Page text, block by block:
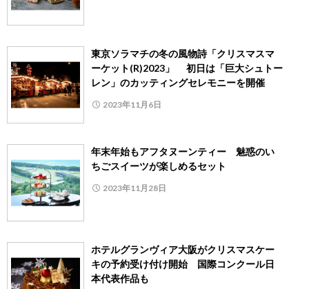
東京ソラマチの冬の風物詩「クリスマスマ
ーケット(R)2023」 初日は「巨大シュトー
レン」のカッティングセレモニーを開催
2023年11月6日
年末年始もアフタヌーンティー 魅惑のい
ちごスイーツが楽しめるセット
2023年11月28日
ホテルグランヴィア大阪がクリスマスケー
キの予約受け付け開始 国際コンクール日
本代表作品も